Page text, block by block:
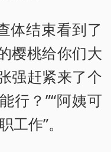
体结束看到了
樱桃给你们大
强赶紧来了个
行？”“阿姨可
工作”。